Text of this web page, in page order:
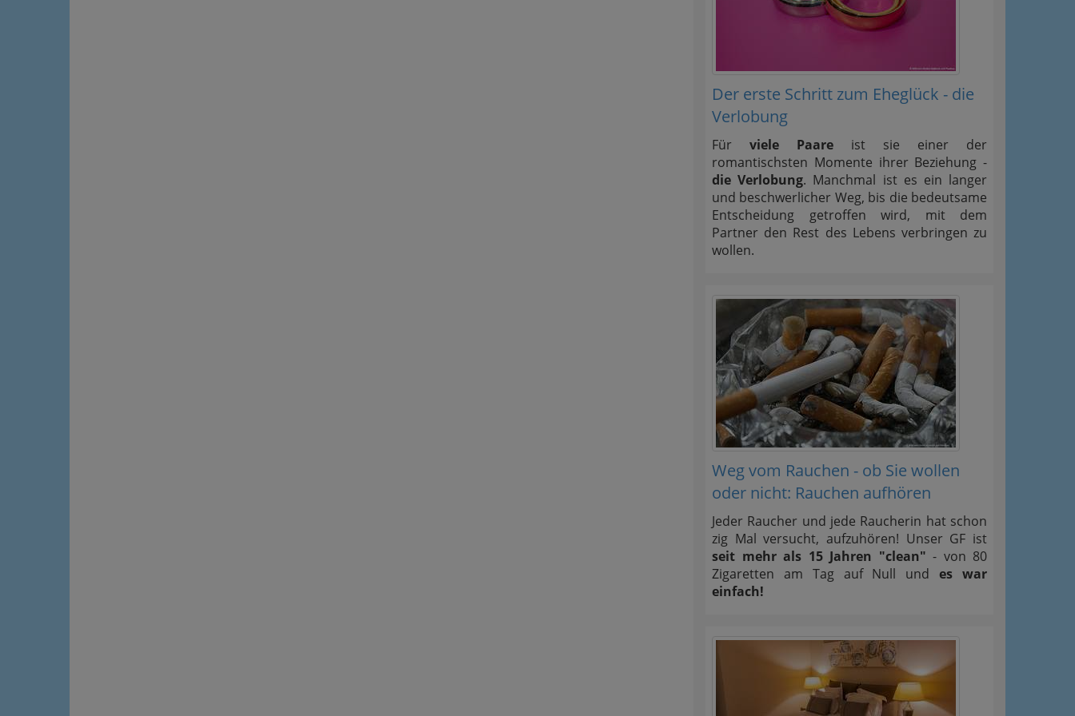
Der erste Schritt zum Eheglück - die
Verlobung
Für viele Paare ist sie einer der
romantischsten Momente ihrer Beziehung -
die Verlobung. Manchmal ist es ein langer
und beschwerlicher Weg, bis die bedeutsame
Entscheidung getroffen wird, mit dem
Partner den Rest des Lebens verbringen zu
wollen.
Weg vom Rauchen - ob Sie wollen
oder nicht: Rauchen aufhören
Jeder Raucher und jede Raucherin hat schon
zig Mal versucht, aufzuhören! Unser GF ist
seit mehr als 15 Jahren "clean" - von 80
Zigaretten am Tag auf Null undes war
einfach!